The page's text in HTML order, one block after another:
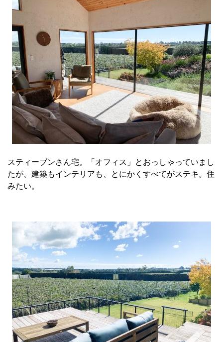
スティーブンさん宅。「オフィス」とおっしゃっていまし
たが、建築もインテリアも、とにかくすべてがステキ。住
みたい。